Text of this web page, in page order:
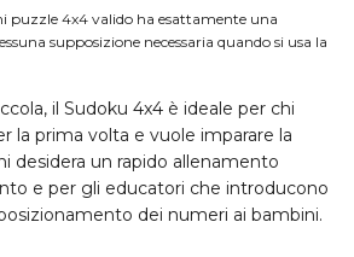
puzzle 4x4 valido ha esattamente una
supposizione necessaria quando si usa la
il Sudoku 4x4 è ideale per chi
la prima volta e vuole imparare la
desidera un rapido allenamento
e per gli educatori che introducono
dei numeri ai bambini.